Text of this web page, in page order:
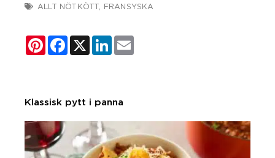
ALLT NÖTKÖTT
FRANSYSKA
PinterestFacebook
X LinkedIn
Klassisk pytt i panna